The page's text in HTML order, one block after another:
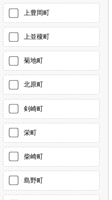
上豊岡町
上並榎町
菊地町
北原町
剣崎町
栄町
柴崎町
島野町